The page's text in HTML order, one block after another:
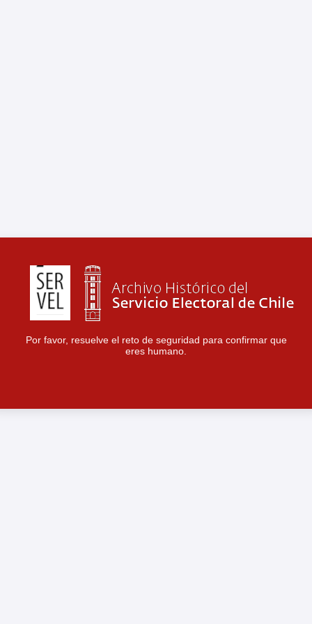
Por favor, resuelve el reto de seguridad para confirmar que
eres humano.